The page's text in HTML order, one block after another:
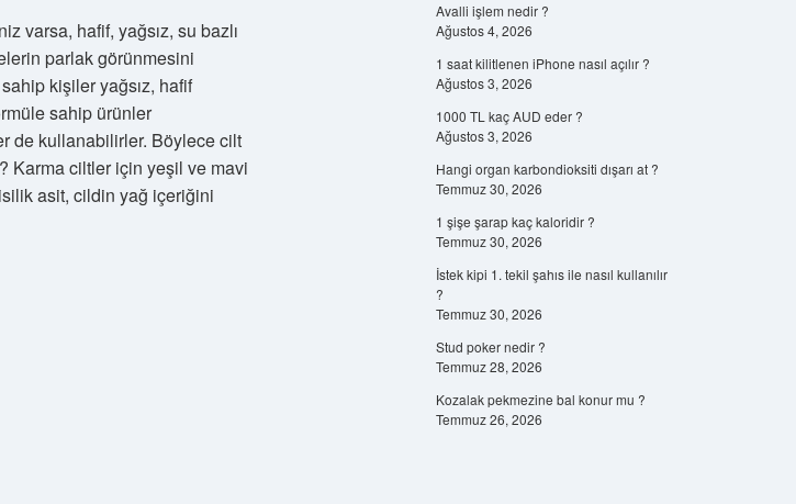
varsa, hafif, yağsız, su bazlı
parlak görünmesini
kişiler yağsız, hafif
sahip ürünler
de kullanabilirler. Böylece cilt
Karma ciltler için yeşil ve mavi
asit, cildin yağ içeriğini
Avalli işlem nedir ?
Ağustos 4, 2026
1 saat kilitlenen iPhone nasıl açılır ?
Ağustos 3, 2026
1000 TL kaç AUD eder ?
Ağustos 3, 2026
Hangi organ karbondioksiti dışarı at ?
Temmuz 30, 2026
1 şişe şarap kaç kaloridir ?
Temmuz 30, 2026
İstek kipi 1. tekil şahıs ile nasıl kullanılır
?
Temmuz 30, 2026
Stud poker nedir ?
Temmuz 28, 2026
Kozalak pekmezine bal konur mu ?
Temmuz 26, 2026